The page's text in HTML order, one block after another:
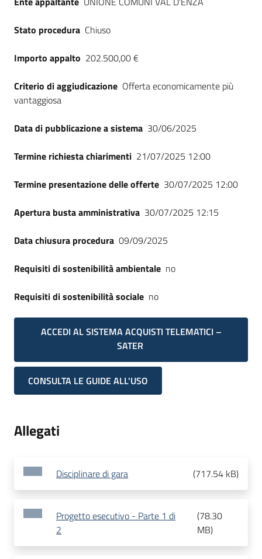
Stato procedura Chiuso
Importo appalto 202.500,00 €
Criterio di aggiudicazione Offerta economicamente più
vantaggiosa
Data di pubblicazione a sistema 30/06/2025
Termine richiesta chiarimenti 21/07/2025 12:00
Termine presentazione delle offerte 30/07/2025 12:00
Apertura busta amministrativa 30/07/2025 12:15
Data chiusura procedura 09/09/2025
Requisiti di sostenibilità ambientale no
Requisiti di sostenibilità sociale no
ACCEDI AL SISTEMA ACQUISTI TELEMATICI –
SATER
CONSULTA LE GUIDE ALL'USO
Allegati
Disciplinare di gara (717.54 kB)
Progetto esecutivo - Parte 1 di
2
(78.30
MB)